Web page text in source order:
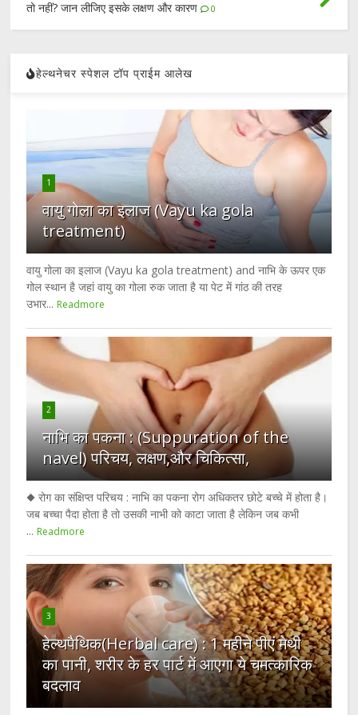
तो नहीं? जान लीजिए इसके लक्षण और कारण 0
हेल्थनेचर स्पेशल टॉप प्राईम आलेख
1
वायु गोला का इलाज (Vayu ka gola
treatment)
वायु गोला का इलाज (Vayu ka gola treatment) and नाभि के ऊपर एक
गोल स्थान है जहां वायु का गोला रुक जाता है या पेट में गांठ की तरह
उभार... Readmore
2
नाभि का पकना : (Suppuration of the
navel) परिचय, लक्षण,और चिकित्सा,
◆ रोग का संक्षिप्त परिचय : नाभि का पकना रोग अधिकतर छोटे बच्चे में होता है।
जब बच्चा पैदा होता है तो उसकी नाभी को काटा जाता है लेकिन जब कभी
... Readmore
3
हेल्थपैथिक(Herbal care) : 1 महीने पीएं मेथी
का पानी, शरीर के हर पार्ट में आएगा ये चमत्कारिक
बदलाव